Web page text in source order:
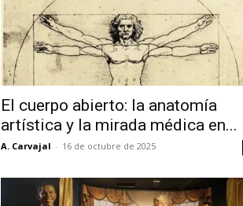
El cuerpo abierto: la anatomía
artística y la mirada médica en...
A. Carvajal - 16 de octubre de 2025